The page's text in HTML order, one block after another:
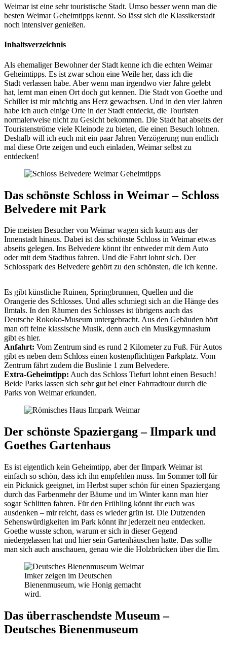
Weimar ist eine sehr touristische Stadt. Umso besser wenn man die
besten Weimar Geheimtipps kennt. So lässt sich die Klassikerstadt
noch intensiver genießen.
Inhaltsverzeichnis
Als ehemaliger Bewohner der Stadt kenne ich die echten Weimar
Geheimtipps. Es ist zwar schon eine Weile her, dass ich die
Stadt verlassen habe. Aber wenn man irgendwo vier Jahre gelebt
hat, lernt man einen Ort doch gut kennen. Die Stadt von Goethe und
Schiller ist mir mächtig ans Herz gewachsen. Und in den vier Jahren
habe ich auch einige Orte in der Stadt entdeckt, die Touristen
normalerweise nicht zu Gesicht bekommen. Die Stadt hat abseits der
Touristenströme viele Kleinode zu bieten, die einen Besuch lohnen.
Deshalb will ich euch mit ein paar Jahren Verzögerung nun endlich
mal diese Orte zeigen und euch einladen, Weimar selbst zu
entdecken!
Das schönste Schloss in Weimar – Schloss
Belvedere mit Park
Die meisten Besucher von Weimar wagen sich kaum aus der
Innenstadt hinaus. Dabei ist das schönste Schloss in Weimar etwas
abseits gelegen. Ins Belvedere könnt ihr entweder mit dem Auto
oder mit dem Stadtbus fahren. Und die Fahrt lohnt sich. Der
Schlosspark des Belvedere gehört zu den schönsten, die ich kenne.
Es gibt künstliche Ruinen, Springbrunnen, Quellen und die
Orangerie des Schlosses. Und alles schmiegt sich an die Hänge des
Ilmtals. In den Räumen des Schlosses ist übrigens auch das
Deutsche Rokoko-Museum untergebracht. Aus den Gebäuden hört
man oft feine klassische Musik, denn auch ein Musikgymnasium
gibt es hier.
Anfahrt: Vom Zentrum sind es rund 2 Kilometer zu Fuß. Für Autos
gibt es neben dem Schloss einen kostenpflichtigen Parkplatz. Vom
Zentrum fährt zudem die Buslinie 1 zum Belvedere.
Extra-Geheimtipp: Auch das Schloss Tiefurt lohnt einen Besuch!
Beide Parks lassen sich sehr gut bei einer Fahrradtour durch die
Parks von Weimar erkunden.
Der schönste Spaziergang – Ilmpark und
Goethes Gartenhaus
Es ist eigentlich kein Geheimtipp, aber der Ilmpark Weimar ist
einfach so schön, dass ich ihn empfehlen muss. Im Sommer toll für
ein Picknick geeignet, im Herbst super schön für einen Spaziergang
durch das Farbenmehr der Bäume und im Winter kann man hier
sogar Schlitten fahren. Für den Frühling könnt ihr euch was
ausdenken – mir reicht, dass es wieder grün ist. Die Dutzenden
Sehenswürdigkeiten im Park könnt ihr jederzeit neu entdecken.
Goethe wusste schon, warum er sich in dieser Gegend
niedergelassen hat und hier sein Gartenhäuschen hatte. Das sollte
man sich auch anschauen, genau wie die Holzbrücken über die Ilm.
Imker zeigen im Deutschen
Bienenmuseum, wie Honig gemacht
wird.
Das überraschendste Museum –
Deutsches Bienenmuseum